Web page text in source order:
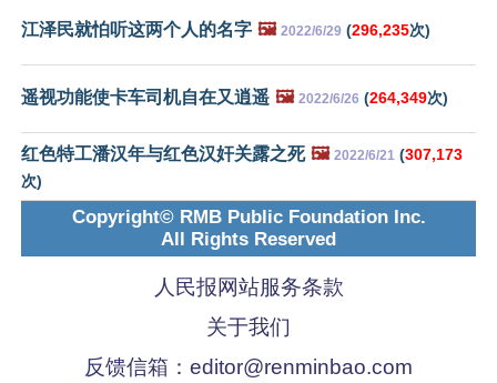
江泽民就怕听这两个人的名字 🖼️ 2022/6/29 (296,235次)
遥视功能使卡车司机自在又逍遥 🖼️ 2022/6/26 (264,349次)
红色特工潘汉年与红色汉奸关露之死 🖼️ 2022/6/21 (307,173
次)
Copyright© RMB Public Foundation Inc.
All Rights Reserved
人民报网站服务条款
关于我们
反馈信箱： editor@renminbao.com